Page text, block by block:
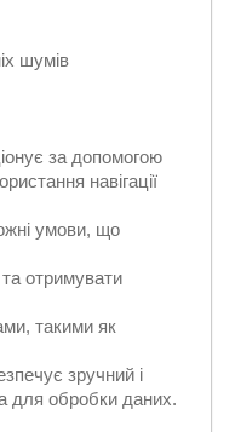
шумів
за допомогою
навігації
умови, що
отримувати
такими як
зручний і
для обробки даних.